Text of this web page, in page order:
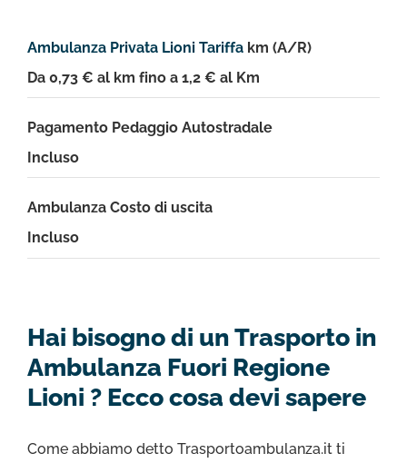
Ambulanza Privata Lioni Tariffa km (A/R)
Da 0,73 € al km fino a 1,2 € al Km
Pagamento Pedaggio Autostradale
Incluso
Ambulanza Costo di uscita
Incluso
Hai bisogno di un Trasporto in
Ambulanza Fuori Regione
Lioni ? Ecco cosa devi sapere
Come abbiamo detto Trasportoambulanza.it ti